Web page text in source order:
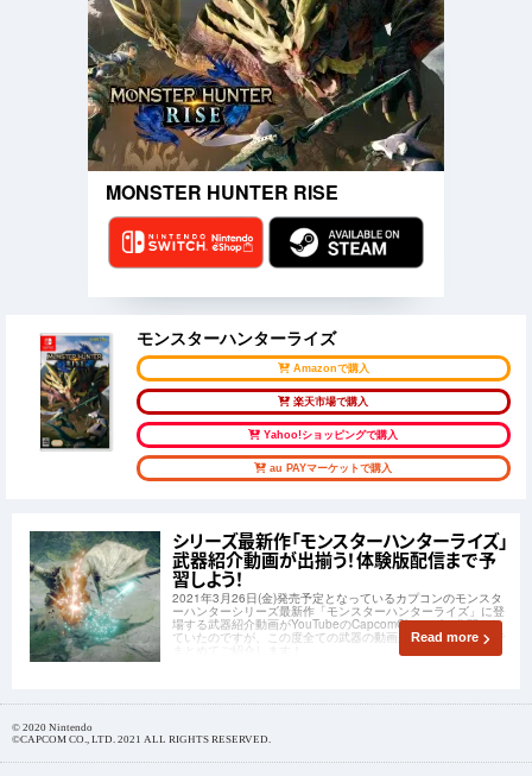
MONSTER HUNTER RISE
モンスターハンターライズ
Amazonで購入
楽天市場で購入
Yahoo!ショッピングで購入
au PAYマーケットで購入
シリーズ最新作「モンスターハンターライズ」
武器紹介動画が出揃う！体験版配信まで予
習しよう！
2021年3月26日(金)発売予定となっているカプコンのモンスタ
ーハンターシリーズ最新作「モンスターハンターライズ」に登
場する武器紹介動画がYouTubeのCapcomChannelで公開され
ていたのですが、この度全ての武器の動画が出揃いましたので
Read more
© 2020 Nintendo
©CAPCOM CO., LTD. 2021 ALL RIGHTS RESERVED.